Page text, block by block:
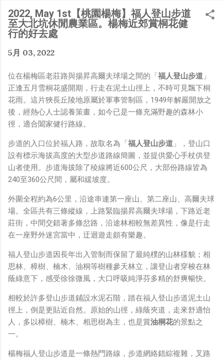
人，那我還在這幹嘛？？？（笑）” 也記得更久以前，當我
們還在研究那個眼鏡時，常聽到像是：『 他們不知道用了
什麼黑科技 』，這類沒有建設性、不應該從 RD 嘴裡說出
來的話，而我也是不以為然。坦白講，以前每次只要聽到某
SW嘴砲經理（暫且以H君稱之），沒事就把『 黑科技 』
同樣身為RD，我只覺得 Shame on you！（打嘴炮、作
秀搶風頭、噁心帶風向、搞政治操作、把別人做事的成果搶
去幫自己抬轎、有鍋直接推給下屬扛、散佈同事私生活謠
言，還有職場霸凌，這些你他媽都頂級專業戶，除此之外沒
啥洨用了！） 一件理論上可以做到的事情，外行人的認知
被信息差，不懂加上沒實作能力去驗證，就什麼都變成黑科
技了（多黑？比巴西黑鮑魚還黑嗎？）。反重力技術說不定
也非啥黑科技，只是政府不讓你普通老百姓了解罷了。
Ray-ban Meta 的黑科技，講白了就是人家拉個百人團隊
在搞那支眼鏡，然後把軟體技能和硬體規格點滿，再加上極
致優化後的成果罷了！ 當時知道 Ray-Ban Meta 的智慧眼
鏡有塞入一個強大的 WiFi 6 晶片在裡面，一開始我猜測會
不會有可能是透過 WiFi P2P 或 WiFi SoftAP 的方式去做
串流（確實 Meta 的智能眼鏡，在同步媒體時，會強制要
道做的），而去年初我也快速做了一個WiFi Direct 架構
來做 POC，確實傳輸效率非常快，幾百 MB 的大檔幾乎秒
級傳完，從眼鏡端將媒體串流到手機端更是不用說的順暢，
而且當時我們的媒體串流還是以未經編碼的方式傳透過
Socket 直接傳輸的（這表示傳輸時所需的頻寬會更大，功
耗據說也較大）。 後來因為 ...
2022, May 1st【桃園楊梅】福人登山步道
至大北坑休閒農業區。楊梅近郊賞桐花健
行的好去處
5月 03, 2022
位在楊梅區老莊路與揚昇高爾夫球場之間的「福人登山步道 」
正逢五月雪桐花盛開期，行走在泥土山徑上，不時可見飄下桐
花雨。這片狹長丘陵地原屬於軍事管制區，1949年解嚴開放之
後，經熱心人士認養策畫，如今已是一條充滿野趣的森林小
徑，適合闔家健行路線。
步道的入口位於福人路，故取名為「福人登山步道 」，登山口
設有標示海拔高度的大型步道路線簡圖，並提供愛心手杖供登
山者使用。步道海拔除了稜線將近600公尺，大部份路線皆為
240至360公尺間，屬和緩坡度。
外圍全程約為6公里，沿途串連第一座山、第二座山、高爾夫球
場。全區共有三條縱線，上路緊臨揚昇高爾夫球場，下路近老
莊街，中間交錯著多條岔路，沿途林相較無差異性，像是行走
在一座野外迷宮當中，迂迴遊走頗有樂趣。
福人登山步道因長年出入管制而保留了最純樸的山林樣貌；相
思林、樟樹、楠木、油桐等樹種參天林立，讓登山者穿梭在林
蔭綠意下，感受徐徐微風，大口呼吸純淨芬多精的舒爽暢快。
相較於許多登山步道鋪設水泥石階，踏在福人登山步道泥土山
徑上，倒是更貼近自然。原始的山徑，綠蔭夾道，走來舒適怡
人，多以樟樹、楠木、相思樹為主，也是賞油桐花的景點之
一。
楊梅福人登山步道是一條熱門路線，步道網絡錯綜複雜，叉路